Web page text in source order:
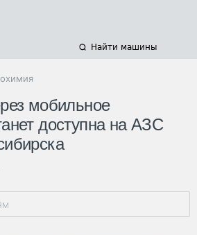
Найти машины
мобильное
доступна на АЗС